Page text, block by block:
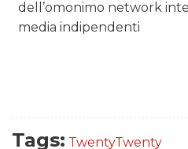
dell’omonimo network
media indipendenti
Tags: TwentyTwenty